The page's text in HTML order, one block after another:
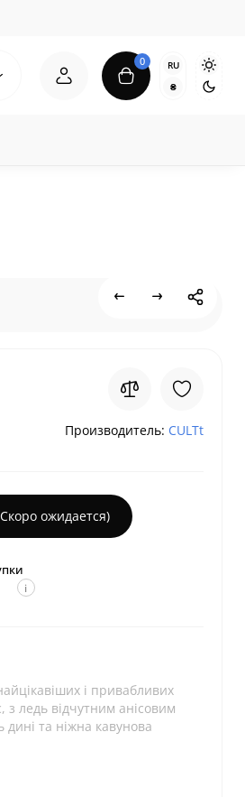
0
RU
₴
Производитель: CULTt
ожидается)
i
і привабливих
ледь відчутним анісовим
та ніжна кавунова